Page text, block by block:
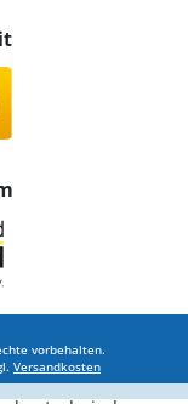
vorbehalten.
Versandkosten